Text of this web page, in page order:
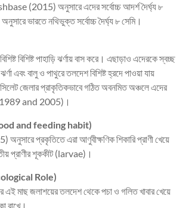
(2015) অনুসারে এদের সর্বোচ্চ আদর্শ দৈর্ঘ্য ৮
ভারতে নথিভুক্ত সর্বোচ্চ দৈর্ঘ্য ৮ সেমি।
বিশিষ্ট পাহাড়ি ঝর্ণায় বাস করে। এছাড়াও এদেরকে স্বচ্ছ
এবং বালু ও পাথুরে তলদেশ বিশিষ্ট হ্রদে পাওয়া যায়
জেলার প্রাকৃতিকভাবে গঠিত অবনমিত অঞ্চলে এদের
1989 and 2005)।
(Food and feeding habit)
প্রকৃতিতে এরা আণুবীক্ষণিক শিকারি প্রাণী খেয়ে
প্রাণীর শূককীট (larvae)।
Role)
মাছ জলাশয়ের তলদেশ থেকে পচা ও গলিত খাবার খেয়ে
রাখে।